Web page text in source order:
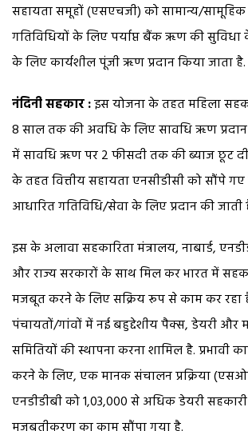
सहायता समूहों (एसएचजी) को सामान्य/
गतिविधियों के लिए पर्याप्त बैंक ऋण की
के लिए कार्यशील पूंजी ऋण प्रदान किया जाता है.
नंदिनी सहकार :इस योजना के तहत महिला
8 साल तक की अवधि के लिए सावधि ऋण प्रदान
में सावधि ऋण पर 2 फीसदी तक की ब्याज छूट
के तहत वित्तीय सहायता एनसीडीसी को सौंपे
आधारित गतिविधि/सेवा के लिए प्रदान की जाती
इस के अलावा सहकारिता मंत्रालय, नाबार्ड,
और राज्य सरकारों के साथ मिल कर भारत में
मजबूत करने के लिए सक्रिय रूप से काम कर रहा
पंचायतों/गांवों में नई बहुद्देशीय पैक्स, डेयरी और
समितियों की स्थापना करना शामिल है. प्रभावी
करने के लिए, एक मानक संचालन प्रक्रिया
एनडीडीबी को 1,03,000 से अधिक डेयरी